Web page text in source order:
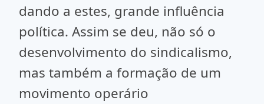
dando a estes, grande influência
política. Assim se deu, não só o
desenvolvimento do sindicalismo,
mas também a formação de um
movimento operário